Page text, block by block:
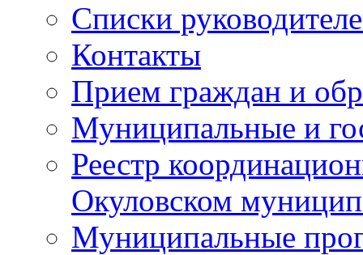
Списки
Контакты
Прием граждан и
Муниципальные и
Реестр
Окуловском
Муниципальные